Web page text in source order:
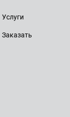
Услуги
Заказать